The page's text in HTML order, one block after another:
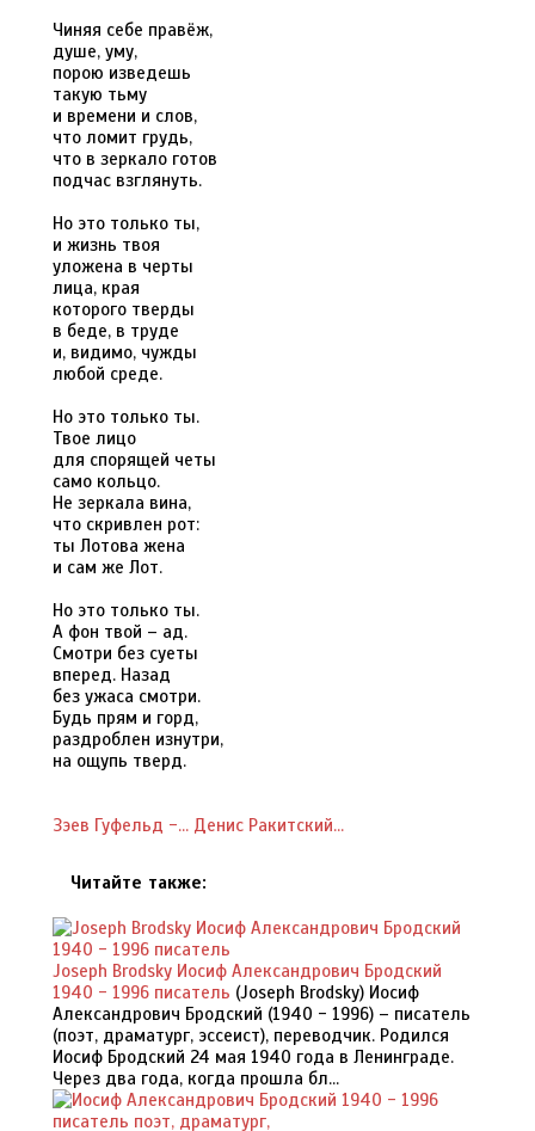
Чиняя себе правёж,
душе, уму,
порою изведешь
такую тьму
и времени и слов,
что ломит грудь,
что в зеркало готов
подчас взглянуть.
Но это только ты,
и жизнь твоя
уложена в черты
лица, края
которого тверды
в беде, в труде
и, видимо, чужды
любой среде.
Но это только ты.
Твое лицо
для спорящей четы
само кольцо.
Не зеркала вина,
что скривлен рот:
ты Лотова жена
и сам же Лот.
Но это только ты.
А фон твой – ад.
Смотри без суеты
вперед. Назад
без ужаса смотри.
Будь прям и горд,
раздроблен изнутри,
на ощупь тверд.
Зэев Гуфельд -... Денис Ракитский...
Читайте также:
Joseph Brodsky Иосиф Александрович Бродский
1940 - 1996 писатель (Joseph Brodsky) Иосиф
Александрович Бродский (1940 - 1996) – писатель
(поэт, драматург, эссеист), переводчик. Родился
Иосиф Бродский 24 мая 1940 года в Ленинграде.
Через два года, когда прошла бл...